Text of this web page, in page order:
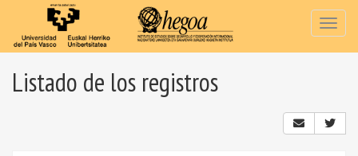
Listado de los registros